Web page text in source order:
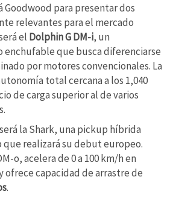
Goodwood para presentar dos
relevantes para el mercado
el Dolphin G DM-i, un
que busca diferenciarse
por motores convencionales. La
total cercana a los 1,040
de carga superior al de varios
la Shark, una pickup híbrida
que realizará su debut europeo.
o, acelera de 0 a 100 km/h en
ofrece capacidad de arrastre de
.